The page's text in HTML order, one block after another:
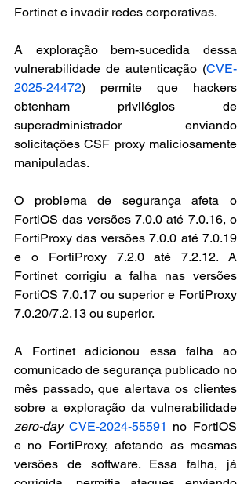
Fortinet e invadir redes corporativas.
A exploração bem-sucedida dessa
vulnerabilidade de autenticação (CVE-
2025-24472) permite que hackers
obtenham privilégios de
superadministrador enviando
solicitações CSF proxy maliciosamente
manipuladas.
O problema de segurança afeta o
FortiOS das versões 7.0.0 até 7.0.16, o
FortiProxy das versões 7.0.0 até 7.0.19
e o FortiProxy 7.2.0 até 7.2.12. A
Fortinet corrigiu a falha nas versões
FortiOS 7.0.17 ou superior e FortiProxy
7.0.20/7.2.13 ou superior.
A Fortinet adicionou essa falha ao
comunicado de segurança publicado no
mês passado, que alertava os clientes
zero-day CVE-2024-55591 no FortiOS
e no FortiProxy, afetando as mesmas
versões de software. Essa falha, já